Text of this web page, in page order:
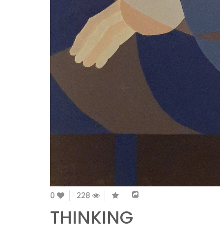
0 228
THINKING